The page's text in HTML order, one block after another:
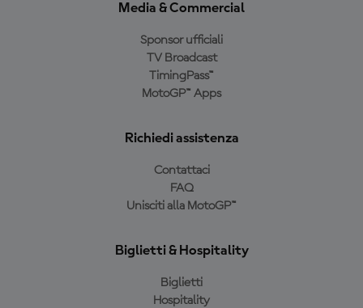
Media & Commercial
Sponsor ufficiali
TV Broadcast
TimingPass™
MotoGP™ Apps
Richiedi assistenza
Contattaci
FAQ
Unisciti alla MotoGP™
Biglietti & Hospitality
Biglietti
Hospitality